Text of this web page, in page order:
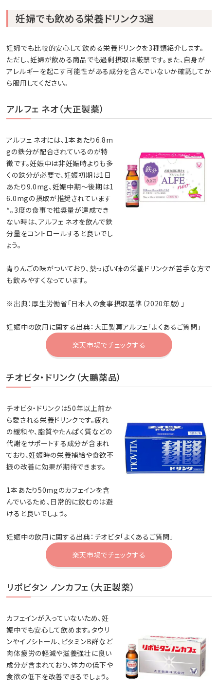
妊婦でも飲める栄養ドリンク3選
妊婦でも比較的安心して飲める栄養ドリンクを3種類紹介します。
ただし、妊婦が飲める商品でも過剰摂取は厳禁です。また、自身が
アレルギーを起こす可能性がある成分を含んでいないか確認してか
ら服用してください。
アルフェ ネオ（大正製薬）
アルフェ ネオには、1本あたり6.8m
gの鉄分が配合されているのが特
徴です。妊娠中は非妊娠時よりも多
くの鉄分が必要で、妊娠初期は1日
あたり9.0mg、妊娠中期〜後期は1
6.0mgの摂取が推奨されています
*。3度の食事で推奨量が達成でき
ない時は、アルフェ ネオを飲んで鉄
分量をコントロールすると良いでし
ょう。
青りんごの味がついており、薬っぽい味の栄養ドリンクが苦手な方で
も飲みやすくなっています。
※出典：厚生労働省「日本人の食事摂取基準（2020年版）」
妊娠中の飲用に関する出典：大正製菓アルフェ「よくあるご質問」
楽天市場でチェックする
チオビタ・ドリンク（大鵬薬品）
チオビタ・ドリンクは50年以上前か
ら愛される栄養ドリンクです。疲れ
の緩和や、脂質やたんぱく質などの
代謝をサポートする成分が含まれ
ており、妊娠時の栄養補給や食欲不
振の改善に効果が期待できます。
1本あたり50mgのカフェインを含
んでいるため、日常的に飲むのは避
けると良いでしょう。
妊娠中の飲用に関する出典：チオビタ「よくあるご質問」
楽天市場でチェックする
リポビタン ノンカフェ（大正製薬）
カフェインが入っていないため、妊
娠中でも安心して飲めます。タウリ
ンやイノシトール、ビタミンB群など
肉体疲労の軽減や滋養強壮に良い
成分が含まれており、体力の低下や
食欲の低下を改善できるでしょう。